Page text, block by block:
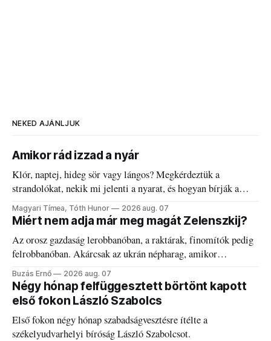
NEKED AJÁNLJUK
Amikor rád izzad a nyár
Klór, naptej, hideg sör vagy lángos? Megkérdeztük a
strandolókat, nekik mi jelenti a nyarat, és hogyan bírják a
kánikulát.
Magyari Tímea, Tóth Hunor 2026 aug. 07
Miért nem adja már meg magát Zelenszkij?
Az orosz gazdaság lerobbanóban, a raktárak, finomítók pedig
felrobbanóban. Akárcsak az ukrán népharag, amikor
elégedetlen vezetőivel.
Buzás Ernő 2026 aug. 07
Négy hónap felfüggesztett börtönt kapott
első fokon László Szabolcs
Első fokon négy hónap szabadságvesztésre ítélte a
székelyudvarhelyi bíróság László Szabolcsot.